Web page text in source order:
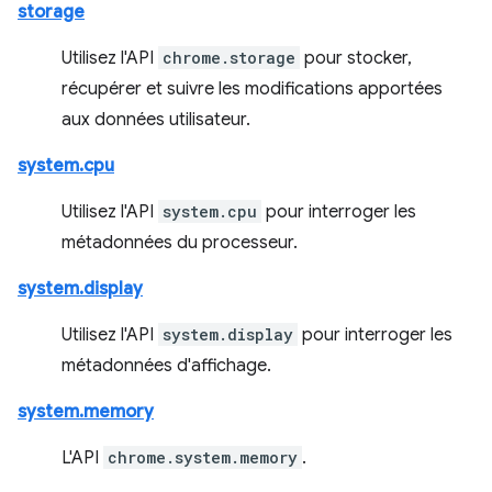
storage
Utilisez l'API chrome.storage pour stocker,
récupérer et suivre les modifications apportées
aux données utilisateur.
system.cpu
Utilisez l'API system.cpu pour interroger les
métadonnées du processeur.
system.display
Utilisez l'API system.display pour interroger les
métadonnées d'affichage.
system.memory
L'API chrome.system.memory .